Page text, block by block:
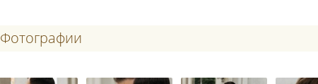
Фотографии